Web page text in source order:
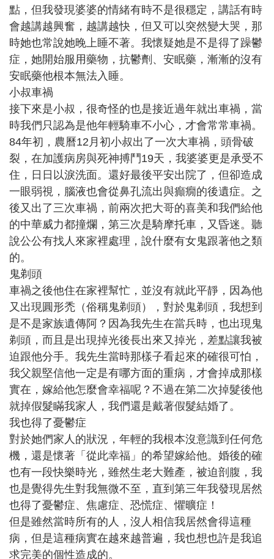
點，但我發現婆婆的情緒有時不是很穩定，講話有時
會越講越興奮，越講越快，但又可以突然變大哭，那
時她也常說她晚上睡不著。我懷疑她是不是得了躁鬱
症，她開始服用藥物，抗鬱劑、安眠藥，漸漸的沒有
安眠藥他根本無法入睡。
小叔車禍
接下來是小叔，很奇怪的也是接近過年就出車禍，當
時我們只認為是他年輕騎車不小心，才會常常車禍。
84年初，農曆12月初小叔出了一次大車禍，頭骨破
裂，在加護病房與死神搏鬥19天，我婆婆更是承受不
住，日日以淚洗面。還好最後平安出院了，但卻造成
一眼弱視，腦液也會從鼻孔流出與癲癇的後遺症。之
後又出了三次車禍，前兩次把大哥的喜美和我們給他
的中華威力都撞爛，第三次是騎摩托車，又昏迷。聽
說公公有找人來家裡處理，說什麼有女鬼跟著他之類
的。
鬼剃頭
車禍之後他住在家裡幫忙，並沒有就此平靜，因為他
又出現圓形禿（俗稱鬼剃頭），對於鬼剃頭，我想到
是不是家族遺傳阿？因為我先生在當兵時，也出現鬼
剃頭，而且是出現掉光後長出來又掉光，差點讓我被
迫跟他分手。我先生當時那樣子看起來的確很可怕，
我父親堅信他一定是有哪方面的重病，才會掉成那樣
實在，嫁給他怎麼會幸福呢？不過在第二次掉髮後他
就掉假髮瞞我家人，我們還是戴著假髮結婚了。
我也得了憂鬱症
對於她們家人的狀況，年輕的我根本沒意識到任何危
機，還是懷著「從此幸福」的希望嫁給他。婚後的確
也有一段快樂時光，雖然生老大難產，被迫剖腹，我
也是覺得先生對我無微不至，直到第三年我發現居然
也得了憂鬱症、焦慮症、恐慌症、懼曠症！
但是雖然當時所有的人，沒人相信我居然會得這種
病，但是這種病實在越來越普遍，我也想也許是我追
求完美的個性造成的。